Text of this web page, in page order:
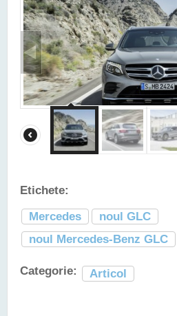
Etichete:
Mercedes
noul GLC
noul Mercedes-Benz GLC
Categorie: Articol